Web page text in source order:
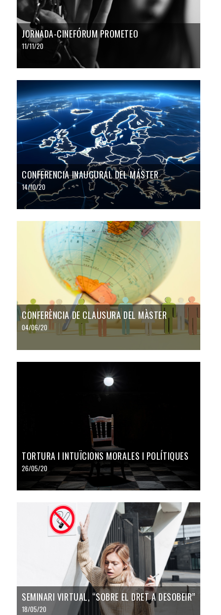
JORNADA-CINEFÓRUM PROMETEO
11/11/20
CONFERENCIA INAUGURAL DEL MÁSTER
14/10/20
CONFERÈNCIA DE CLAUSURA DEL MÀSTER
04/06/20
TORTURA I INTUÏCIONS MORALES I POLÍTIQUES
26/05/20
SEMINARI VIRTUAL, “SOBRE EL DRET A DESOBEIR”
18/05/20